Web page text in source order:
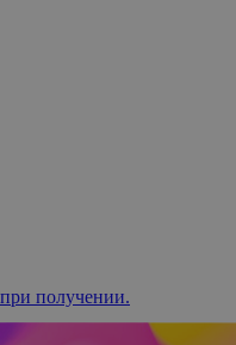
получении.